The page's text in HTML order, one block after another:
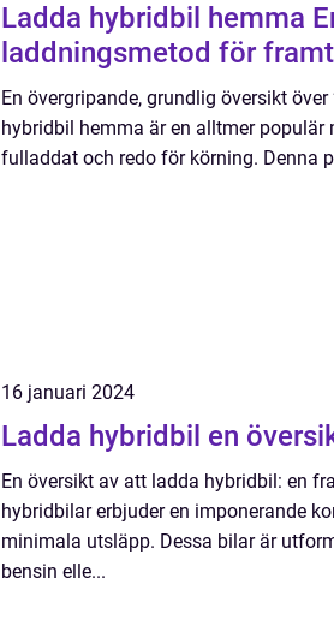
Ladda hybridbil hemma En effektiv och bekväm
laddningsmetod för
En övergripande, grundlig översikt
hybridbil hemma är en alltmer
fulladdat och redo för körning. Denna
16 januari 2024
Ladda
En översikt av att ladda hybridbil: en
hybridbilar erbjuder en imponerande
minimala utsläpp. Dessa bilar är
bensin elle...